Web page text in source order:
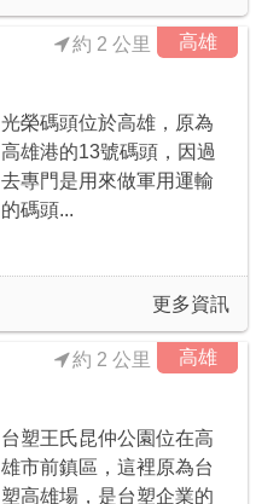
高雄
約 2 公里
光榮碼頭位於高雄，原為
高雄港的13號碼頭，因過
去專門是用來做軍用運輸
的碼頭...
更多資訊
高雄
約 2 公里
台塑王氏昆仲公園位在高
雄市前鎮區，這裡原為台
塑高雄場，是台塑企業的